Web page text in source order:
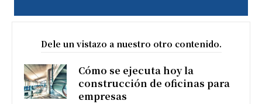
Dele un vistazo a nuestro otro contenido.
Cómo se ejecuta hoy la
construcción de oficinas para
empresas